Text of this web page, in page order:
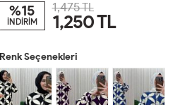
%15
İNDİRİM
1,475 TL
1,250TL
Renk Seçenekleri